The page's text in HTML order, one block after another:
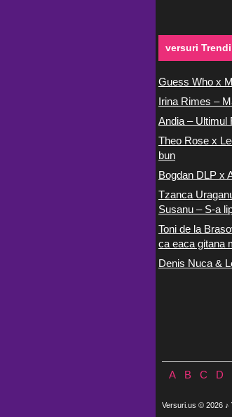
versuri
Guess Who x
Irina Rimes –
Andia – Ultimul
Theo Rose x
bun
Bogdan DLP x
Tzanca
Susanu – S-a
Toni de la
ca eaca gitana
Denis Nuca &
A B C D
Versuri.us © 2026 ♪